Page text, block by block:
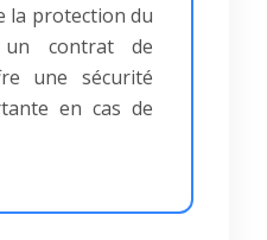
la protection du
un contrat de
une sécurité
en cas de